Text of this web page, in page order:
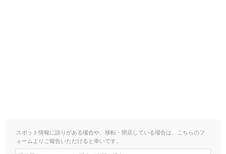
スポット情報に誤りがある場合や、移転・閉店している場合は、こちらのフ
ォームよりご報告いただけると幸いです。